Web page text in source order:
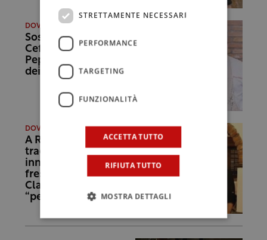
DOVE MANGIO
Sosta gourmet a
Cefalù: al Cortile
Pepe la raffinatezza
dei gusti siciliani
DOVE MANGIO
A Roma tra
tradizione,
innovazione e pesce
freschissimo:
Clavdia cambia
“pelle” e chef
STRETTAMENTE NECESSARI
PERFORMANCE
TARGETING
FUNZIONALITÀ
ACCETTA TUTTO
RIFIUTA TUTTO
MOSTRA DETTAGLI